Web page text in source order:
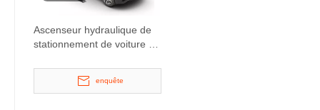
Ascenseur hydraulique de
stationnement de voiture à
avec voiturier
enquête